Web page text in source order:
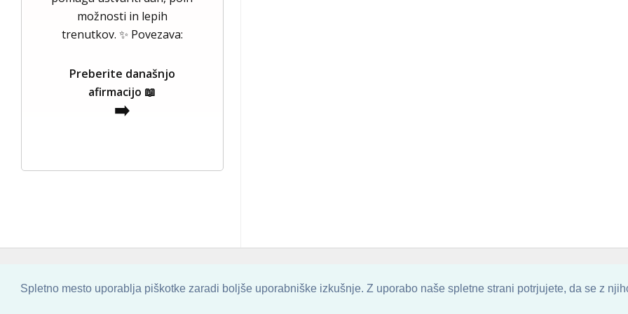
Spletno mesto uporablja piškotke zaradi boljše uporabniške izkušnje. Z uporabo naše spletne strani potrjujete, da se z
možnosti in lepih
trenutkov. ✨ Povezava:
Preberite današnjo
afirmacijo 📖
➡️
COPYRIGHT © 2013 - 2026 BYSKINBASE. ALL ARTWORK ARE UPLOADED AND COPYRIGHTED TO ITS AUTHOR.